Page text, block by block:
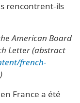
rencontrent-ils
American Board
Letter (abstract
french-
)
France a été